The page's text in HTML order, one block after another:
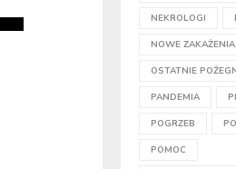
NEKROLOGI
NOWE ZAKAŻENIA
OSTATNIE
PANDEMIA
POGRZEB
POMOC